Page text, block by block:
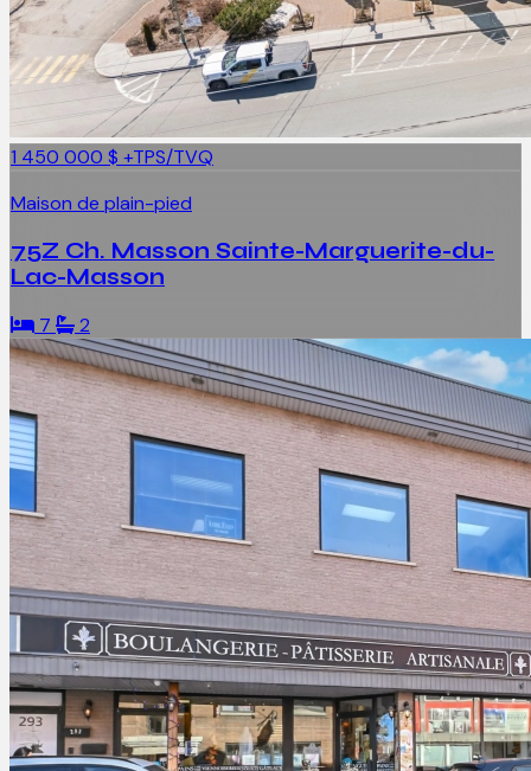
1 450 000 $ +TPS/TVQ
Maison de plain-pied
75Z Ch. Masson Sainte-Marguerite-du-
Lac-Masson
7 2